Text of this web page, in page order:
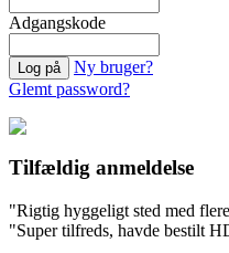
Adgangskode
Ny bruger?
Glemt password?
Tilfældig anmeldelse
"Rigtig hyggeligt sted med
"Super tilfreds, havde bestilt